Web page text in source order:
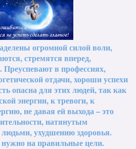
огромной силой воли,
стремятся вперед,
Преуспевают в профессиях,
отдачи, хороши успехи
опасна для этих людей, так как
энергии, к тревоги, к
не давая ей выхода – это
натянутым
ухудшению здоровья.
на правильные цели.